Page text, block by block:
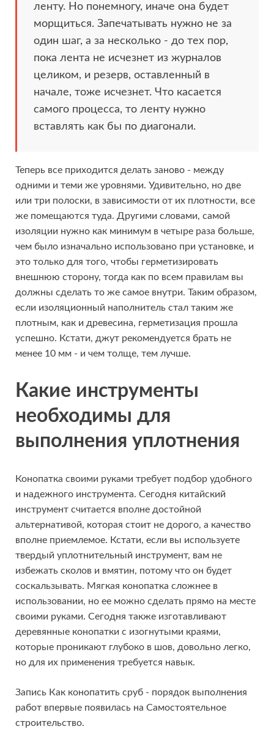
ленту. Но понемногу, иначе она будет
морщиться. Запечатывать нужно не за
один шаг, а за несколько - до тех пор,
пока лента не исчезнет из журналов
целиком, и резерв, оставленный в
начале, тоже исчезнет. Что касается
самого процесса, то ленту нужно
вставлять как бы по диагонали.
Теперь все приходится делать заново - между
одними и теми же уровнями. Удивительно, но две
или три полоски, в зависимости от их плотности, все
же помещаются туда. Другими словами, самой
изоляции нужно как минимум в четыре раза больше,
чем было изначально использовано при установке, и
это только для того, чтобы герметизировать
внешнюю сторону, тогда как по всем правилам вы
должны сделать то же самое внутри. Таким образом,
если изоляционный наполнитель стал таким же
плотным, как и древесина, герметизация прошла
успешно. Кстати, джут рекомендуется брать не
менее 10 мм - и чем толще, тем лучше.
Какие инструменты
необходимы для
выполнения уплотнения
Конопатка своими руками требует подбор удобного
и надежного инструмента. Сегодня китайский
инструмент считается вполне достойной
альтернативой, которая стоит не дорого, а качество
вполне приемлемое. Кстати, если вы используете
твердый уплотнительный инструмент, вам не
избежать сколов и вмятин, потому что он будет
соскальзывать. Мягкая конопатка сложнее в
использовании, но ее можно сделать прямо на месте
своими руками. Сегодня также изготавливают
деревянные конопатки с изогнутыми краями,
которые проникают глубоко в шов, довольно легко,
но для их применения требуется навык.
Запись Как конопатить сруб - порядок выполнения
работ впервые появилась на Самостоятельное
строительство.